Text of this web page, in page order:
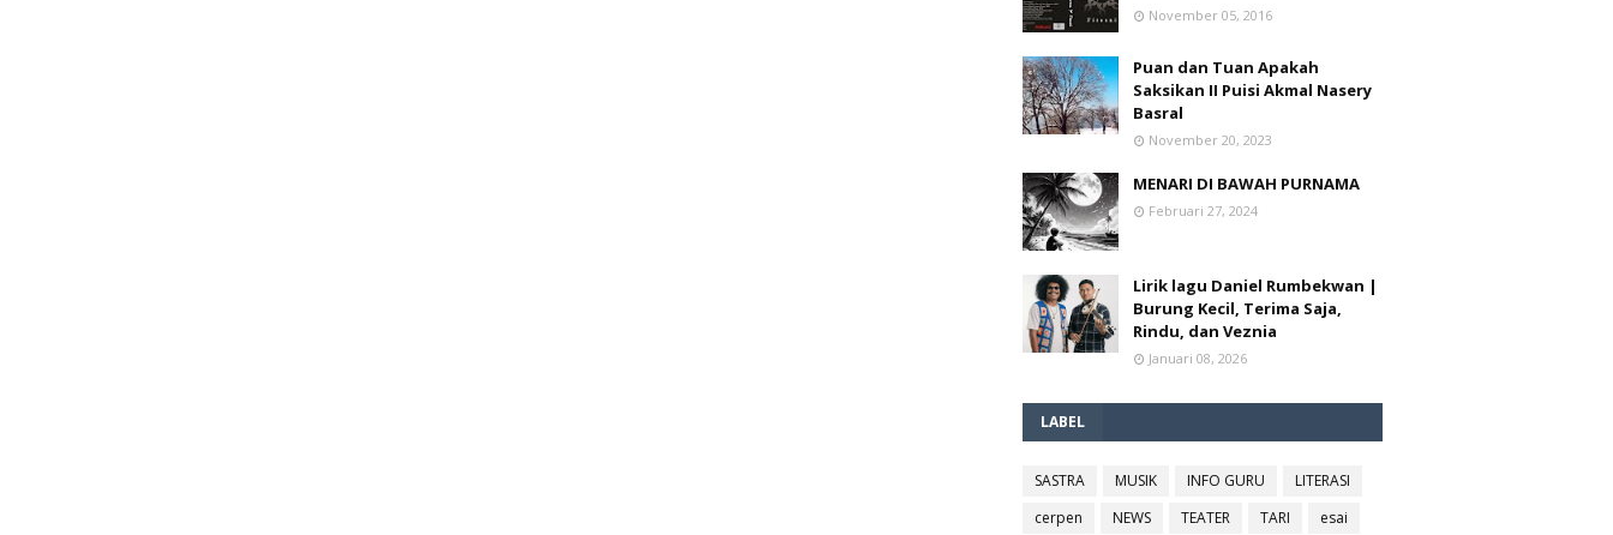
November 05, 2016
Puan dan Tuan Apakah
Saksikan II Puisi Akmal Nasery
Basral
November 20, 2023
MENARI DI BAWAH PURNAMA
Februari 27, 2024
Lirik lagu Daniel Rumbekwan |
Burung Kecil, Terima Saja,
Rindu, dan Veznia
Januari 08, 2026
LABEL
SASTRA MUSIK INFO GURU
LITERASI
cerpen
NEWS TEATER TARI
esai